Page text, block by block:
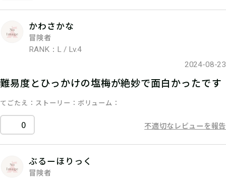
かわさかな
冒険者
RANK：L / Lv.4
2024-08-23
難易度とひっかけの塩梅が絶妙で面白かったです
てごたえ ストーリー ボリューム
0 不適切なレビューを報告
ぶるーほりっく
冒険者